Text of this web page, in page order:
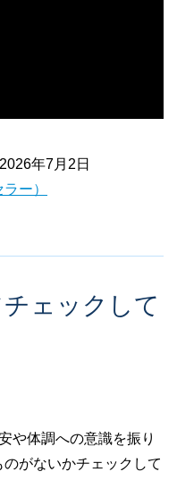
年7月2日
ー）
ェックして
や体調への意識を振り
がないかチェックして